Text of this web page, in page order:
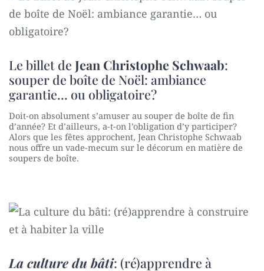
Le billet de Jean Christophe Schwaab:
souper de boîte de Noël: ambiance
garantie… ou obligatoire?
Doit-on absolument s’amuser au souper de boîte de fin
d’année? Et d’ailleurs, a-t-on l’obligation d’y participer?
Alors que les fêtes approchent, Jean Christophe Schwaab
nous offre un vade-mecum sur le décorum en matière de
soupers de boîte.
La culture du bâti: (ré)apprendre à